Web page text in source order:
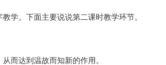
学。下面主要说说第二课时教学环节。
而达到温故而知新的作用。